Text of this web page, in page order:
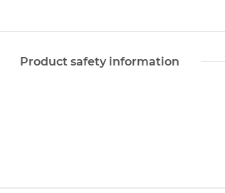
Product safety information